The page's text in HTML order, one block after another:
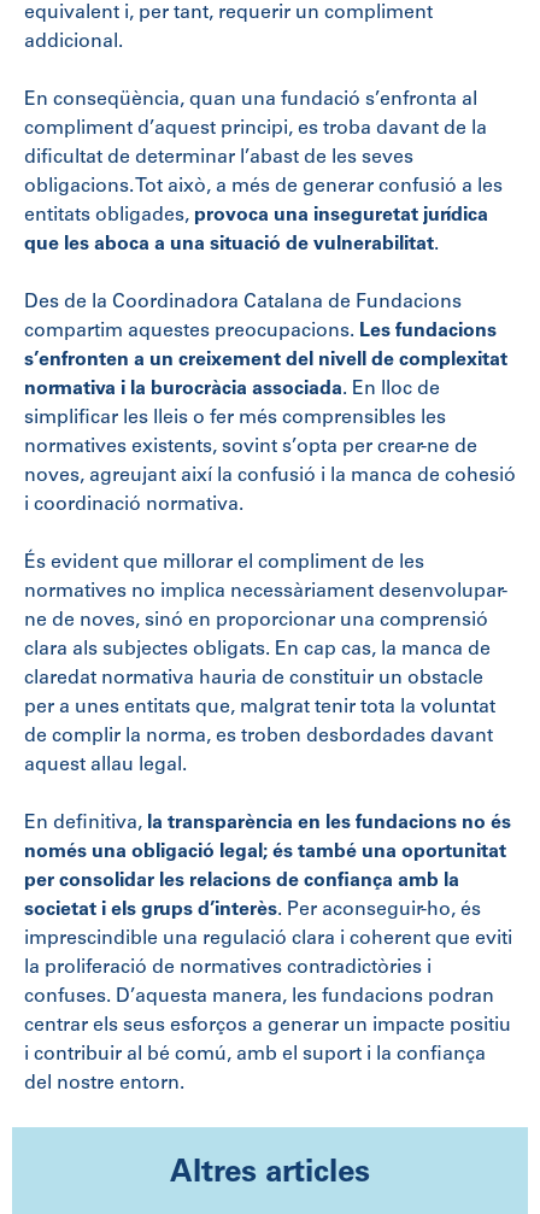
equivalent i, per tant, requerir un compliment
addicional.
En conseqüència, quan una fundació s’enfronta al
compliment d’aquest principi, es troba davant de la
dificultat de determinar l’abast de les seves
obligacions. Tot això, a més de generar confusió a les
entitats obligades, provoca una inseguretat jurídica
que les aboca a una situació de vulnerabilitat.
Des de la Coordinadora Catalana de Fundacions
compartim aquestes preocupacions. Les fundacions
s’enfronten a un creixement del nivell de complexitat
normativa i la burocràcia associada. En lloc de
simplificar les lleis o fer més comprensibles les
normatives existents, sovint s’opta per crear-ne de
noves, agreujant així la confusió i la manca de cohesió
i coordinació normativa.
És evident que millorar el compliment de les
normatives no implica necessàriament desenvolupar-
ne de noves, sinó en proporcionar una comprensió
clara als subjectes obligats. En cap cas, la manca de
claredat normativa hauria de constituir un obstacle
per a unes entitats que, malgrat tenir tota la voluntat
de complir la norma, es troben desbordades davant
aquest allau legal.
En definitiva, la transparència en les fundacions no és
només una obligació legal; és també una oportunitat
per consolidar les relacions de confiança amb la
societat i els grups d’interès. Per aconseguir-ho, és
imprescindible una regulació clara i coherent que eviti
la proliferació de normatives contradictòries i
confuses. D’aquesta manera, les fundacions podran
centrar els seus esforços a generar un impacte positiu
i contribuir al bé comú, amb el suport i la confiança
del nostre entorn.
Altres articles